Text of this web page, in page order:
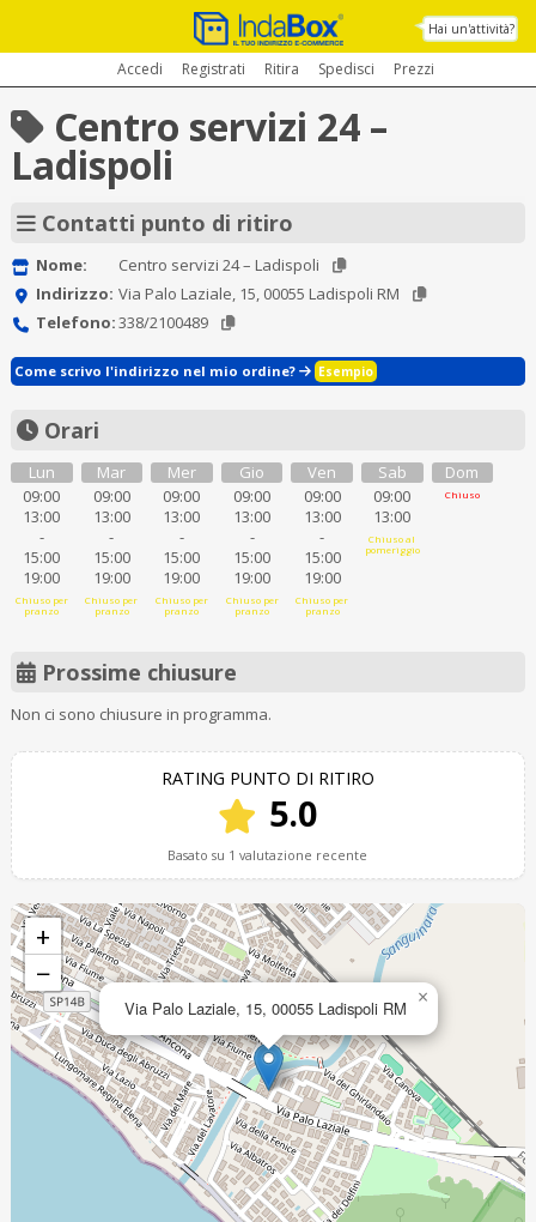
Hai un'attività?
Accedi Registrati Ritira Spedisci Prezzi
Centro servizi 24 –
Ladispoli
Contatti punto di ritiro
Nome:
Centro servizi 24 – Ladispoli
Indirizzo: Via Palo Laziale, 15, 00055 Ladispoli RM
Telefono:338/2100489
Come scrivo l'indirizzo nel mio ordine? Esempio
Orari
Lun
09:00
13:00
-
15:00
19:00
Chiuso per
pranzo
Mar
09:00
13:00
-
15:00
19:00
Chiuso per
pranzo
Mer
09:00
13:00
-
15:00
19:00
Chiuso per
pranzo
Gio
09:00
13:00
-
15:00
19:00
Chiuso per
pranzo
Ven
09:00
13:00
-
15:00
19:00
Chiuso per
pranzo
Sab
09:00
13:00
Chiuso al
pomeriggio
Dom
Chiuso
Prossime chiusure
Non ci sono chiusure in programma.
RATING PUNTO DI RITIRO
5.0
Basato su 1 valutazione recente
Via Palo Laziale, 15, 00055 Ladispoli RM ×
+
−